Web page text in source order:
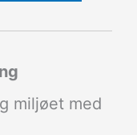
miljøet med